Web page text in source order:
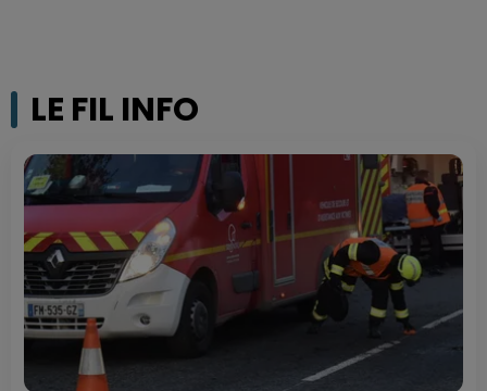
LE FIL INFO